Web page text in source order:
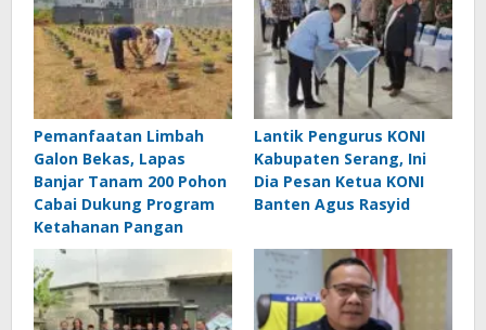
Pemanfaatan Limbah
Galon Bekas, Lapas
Banjar Tanam 200 Pohon
Cabai Dukung Program
Ketahanan Pangan
Lantik Pengurus KONI
Kabupaten Serang, Ini
Dia Pesan Ketua KONI
Banten Agus Rasyid